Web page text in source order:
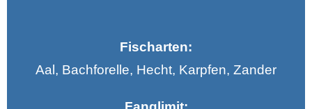
Fischarten:
Aal, Bachforelle, Hecht, Karpfen, Zander